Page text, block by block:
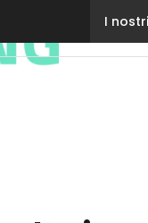
I
ERP (e